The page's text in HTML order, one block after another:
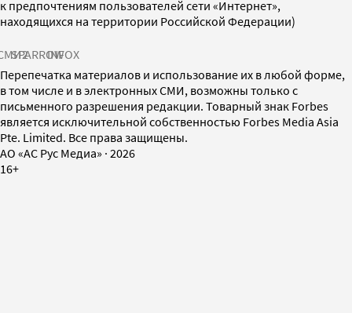
к предпочтениям пользователей сети «Интернет»,
находящихся на территории Российской Федерации)
SPARROWINFOX
Перепечатка материалов и использование их в любой форме,
в том числе и в электронных СМИ, возможны только с
письменного разрешения редакции. Товарный знак Forbes
является исключительной собственностью Forbes Media Asia
Pte. Limited. Все права защищены.
AO «АС Рус Медиа» · 2026
16+